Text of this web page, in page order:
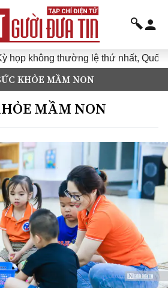
không thường lệ thứ nhất, Quốc
KHỎE MẦM NON
MẦM NON